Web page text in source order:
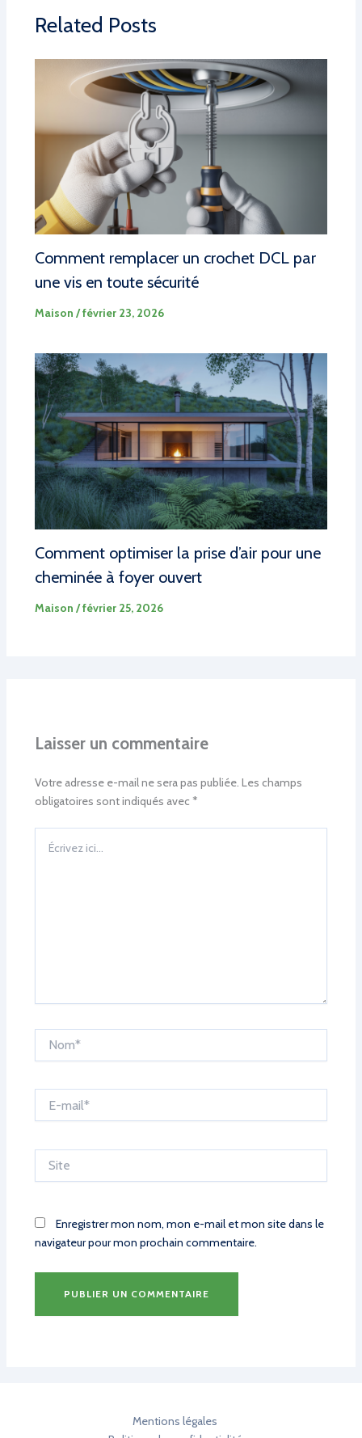
Related Posts
Comment remplacer un crochet DCL par
une vis en toute sécurité
Maison /février 23, 2026
Comment optimiser la prise d’air pour une
cheminée à foyer ouvert
Maison /février 25, 2026
Laisser un commentaire
Votre adresse e-mail ne sera pas publiée. Les champs
obligatoires sont indiqués avec *
ici…
mail*
Enregistrer mon nom, mon e-mail et mon site dans le
navigateur pour mon prochain commentaire.
Mentions légales